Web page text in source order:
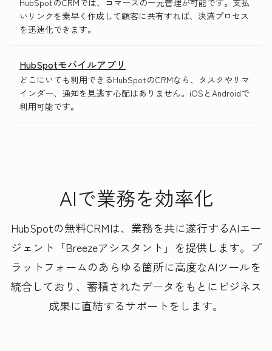
いリンクを素早く作成して顧客に共有すれば、決済プロセス
を迅速化できます。
HubSpotモバイルアプリ
どこにいても利用できるHubSpotのCRMなら、タスクやリマ
インダー、通知を見逃す心配はありません。iOSとAndroidで
利用可能です。
AIで業務を効率化
HubSpotの無料CRMは、業務を共に遂行するAIエー
ジェント「Breezeアシスタント」を提供します。プ
ラットフォームのあらゆる箇所に高度なAIツールを
統合しており、蓄積されたデータをもとにビジネス
成果に直結するサポートをします。